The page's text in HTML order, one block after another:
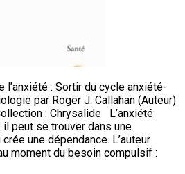
l’anxiété : Sortir du cycle anxiété-
par Roger J. Callahan (Auteur)
: Chrysalide L’anxiété
peut se trouver dans une
une dépendance. L’auteur
moment du besoin compulsif :